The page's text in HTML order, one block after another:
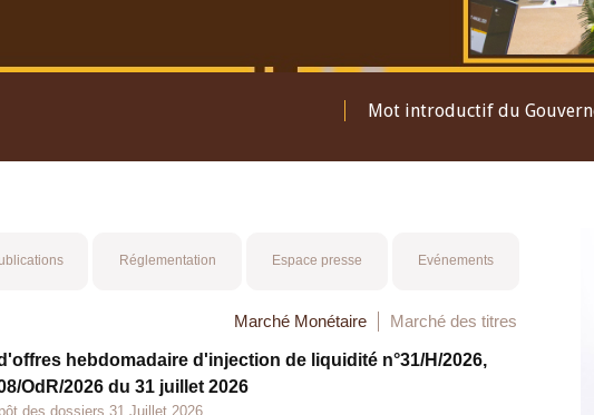
Mot introductif du
Réglementation Espace presse Evénements
Marché Monétaire Marché des titres
hebdomadaire d'injection de liquidité n°31/H/2026,
OdR/2026 du 31 juillet 2026
des dossiers 31 Juillet 2026